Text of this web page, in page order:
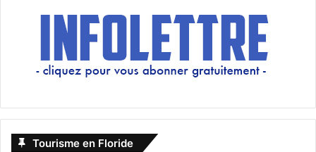
Tourisme en Floride